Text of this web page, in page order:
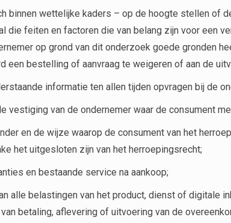
binnen wettelijke kaders – op de hoogte stellen of
die feiten en factoren die van belang zijn voor een
op grond van dit onderzoek goede gronden
een bestelling of aanvraag te weigeren of aan de
informatie ten allen tijden opvragen bij de
vestiging van de ondernemer waar de consument
en de wijze waarop de consument van het
het uitgesloten zijn van het herroepingsrecht;
en bestaande service na aankoop;
alle belastingen van het product, dienst of digitale
betaling, aflevering of uitvoering van de